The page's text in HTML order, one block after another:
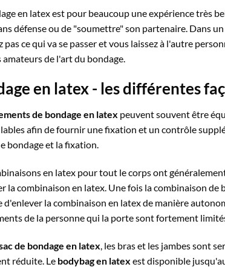
en latex est pour beaucoup une expérience très
défense ou de "soumettre" son partenaire. Dans
pas ce qui va se passer et vous laissez à l'autre
amateurs de l'art du bondage.
en latex - les différentes
de bondage en latex peuvent souvent être
afin de fournir une fixation et un contrôle
bondage et la fixation.
en latex pour tout le corps ont
la combinaison en latex. Une fois la combinaison
d'enlever la combinaison en latex de manière
de la personne qui la porte sont fortement
de bondage en latex , les bras et les jambes sont
réduite. Le bodybag en latex est disponible